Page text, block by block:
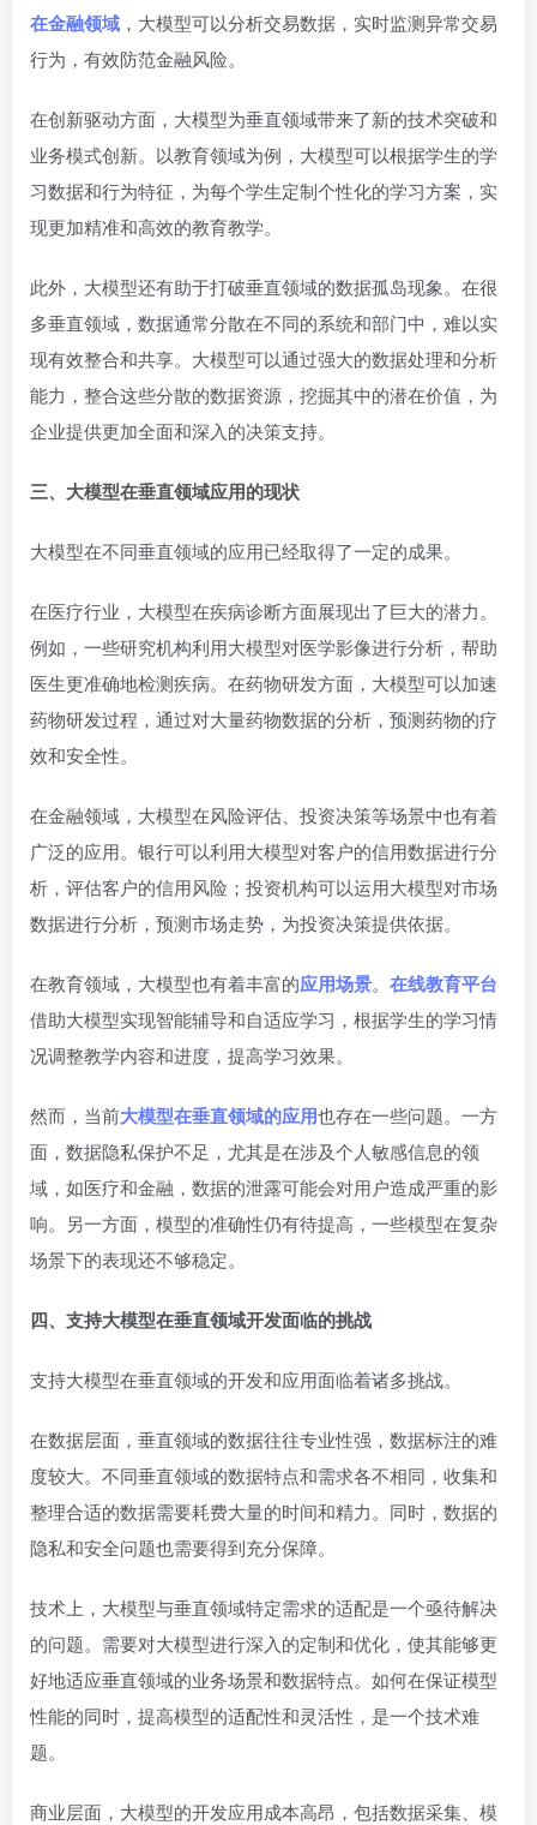
在金融领域 ，大模型可以分析交易数据，实时监测异常交易
行为，有效防范金融风险。
在创新驱动方面，大模型为垂直领域带来了新的技术突破和
业务模式创新。以教育领域为例，大模型可以根据学生的学
习数据和行为特征，为每个学生定制个性化的学习方案，实
现更加精准和高效的教育教学。
此外，大模型还有助于打破垂直领域的数据孤岛现象。在很
多垂直领域，数据通常分散在不同的系统和部门中，难以实
现有效整合和共享。大模型可以通过强大的数据处理和分析
能力，整合这些分散的数据资源，挖掘其中的潜在价值，为
企业提供更加全面和深入的决策支持。
三、大模型在垂直领域应用的现状
大模型在不同垂直领域的应用已经取得了一定的成果。
在医疗行业，大模型在疾病诊断方面展现出了巨大的潜力。
例如，一些研究机构利用大模型对医学影像进行分析，帮助
医生更准确地检测疾病。在药物研发方面，大模型可以加速
药物研发过程，通过对大量药物数据的分析，预测药物的疗
效和安全性。
在金融领域，大模型在风险评估、投资决策等场景中也有着
广泛的应用。银行可以利用大模型对客户的信用数据进行分
析，评估客户的信用风险；投资机构可以运用大模型对市场
数据进行分析，预测市场走势，为投资决策提供依据。
在教育领域，大模型也有着丰富的应用场景。 在线教育平台
借助大模型实现智能辅导和自适应学习，根据学生的学习情
况调整教学内容和进度，提高学习效果。
然而，当前大模型在垂直领域的应用也存在一些问题。一方
面，数据隐私保护不足，尤其是在涉及个人敏感信息的领
域，如医疗和金融，数据的泄露可能会对用户造成严重的影
响。另一方面，模型的准确性仍有待提高，一些模型在复杂
场景下的表现还不够稳定。
四、支持大模型在垂直领域开发面临的挑战
支持大模型在垂直领域的开发和应用面临着诸多挑战。
在数据层面，垂直领域的数据往往专业性强，数据标注的难
度较大。不同垂直领域的数据特点和需求各不相同，收集和
整理合适的数据需要耗费大量的时间和精力。同时，数据的
隐私和安全问题也需要得到充分保障。
技术上，大模型与垂直领域特定需求的适配是一个亟待解决
的问题。需要对大模型进行深入的定制和优化，使其能够更
好地适应垂直领域的业务场景和数据特点。如何在保证模型
性能的同时，提高模型的适配性和灵活性，是一个技术难
题。
商业层面，大模型的开发应用成本高昂，包括数据采集、模